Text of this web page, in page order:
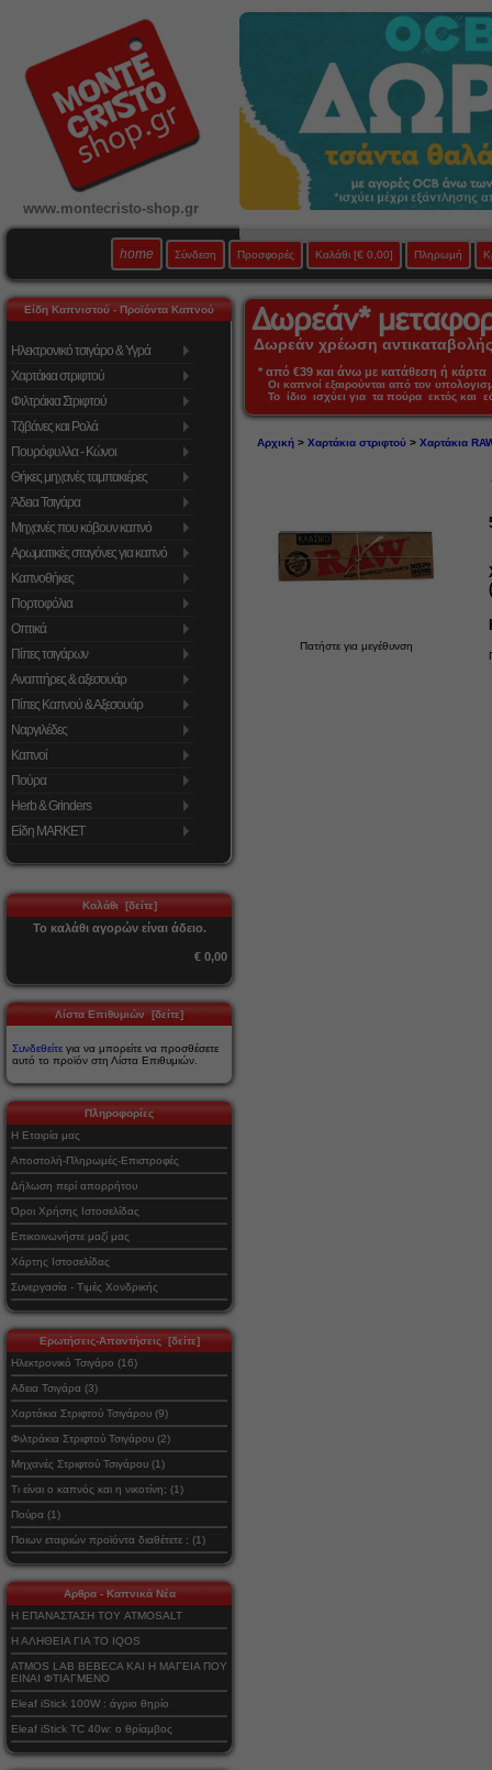
www.montecristo-shop.gr
home Σύνδεση Προσφορές Καλάθι [€ 0,00] Πληρωμή
Είδη Καπνιστού - Προϊόντα Καπνού
Ηλεκτρονικό τσιγάρο & Υγρά
Χαρτάκια στριφτού
Φιλτράκια Στριφτού
Τζιβάνες και Ρολά
Πουρόφυλλα - Κώνοι
Θήκες μηχανές ταμπακιέρες
Άδεια Τσιγάρα
Μηχανές που κόβουν καπνό
Αρωματικές σταγόνες για καπνό
Καπνοθήκες
Πορτοφόλια
Οπτικά
Πίπες τσιγάρων
Αναπτήρες & αξεσουάρ
Πίπες Καπνού & Αξεσουάρ
Ναργιλέδες
Καπνοί
Πούρα
Herb & Grinders
Είδη MARKET
Καλάθι [δείτε]
Το καλάθι αγορών είναι άδειο.
€ 0,00
Λίστα Επιθυμιών [δείτε]
Συνδεθείτε για να μπορείτε να προσθέσετε
αυτό το προϊόν στη Λίστα Επιθυμιών.
Πληροφορίες
Η Εταιρία μας
Αποστολή-Πληρωμές-Επιστροφές
Δήλωση περί απορρήτου
Όροι Χρήσης Ιστοσελίδας
Επικοινωνήστε μαζί μας
Χάρτης Ιστοσελίδας
Συνεργασία - Τιμές Χονδρικής
Ερωτήσεις-Απαντήσεις [δείτε]
Ηλεκτρονικό Τσιγάρο (16)
Αδεια Τσιγάρα (3)
Χαρτάκια Στριφτού Τσιγάρου (9)
Φιλτράκια Στριφτού Τσιγάρου (2)
Μηχανές Στριφτού Τσιγάρου (1)
Τι είναι ο καπνός και η νικοτίνη; (1)
Πούρα (1)
Ποιων εταιριών προϊόντα διαθέτετε ; (1)
Αρθρα - Καπνικά Νέα
Η ΕΠΑΝΑΣΤΑΣΗ ΤΟΥ ATMOSALT
Η ΑΛΗΘΕΙΑ ΓΙΑ ΤΟ IQOS
ATMOS LAB BEBECA ΚΑΙ Η ΜΑΓΕΙΑ ΠΟΥ
ΕΙΝΑΙ ΦΤΙΑΓΜΕΝΟ
Eleaf iStick 100W : άγριο θηρίο
Eleaf iStick TC 40w: ο θρίαμβος
Δωρεάν χρέωση
* από €39 και άνω με κατάθεση ή
Οι καπνοί εξαιρούνται από τον
Το ίδιο ισχύει για τα πούρα εκτός και
Αρχική> Χαρτάκια στριφτού> Χαρτάκια
Πατήστε για μεγέθυνση